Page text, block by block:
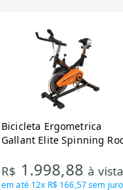
Bicicleta Ergometrica
Gallant Elite Spinning
Mecanica GSB13HBTA-PT
R$ 1.998,88à
em até 12x R$ 166,57sem